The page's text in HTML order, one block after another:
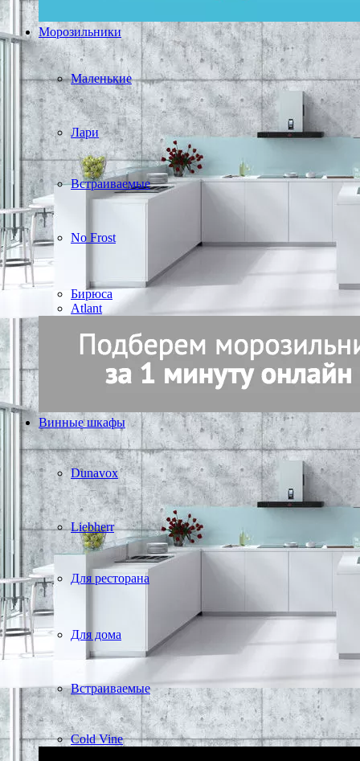
Морозильники
Маленькие
Лари
Встраиваемые
No Frost
Бирюса
Atlant
Винные шкафы
Dunavox
Liebherr
Для ресторана
Для дома
Встраиваемые
Cold Vine